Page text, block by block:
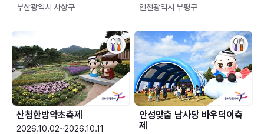
부산광역시 사상구
인천광역시 부평구
산청한방약초축제
2026.10.02~2026.10.11
안성맞춤 남사당 바우덕이축
제